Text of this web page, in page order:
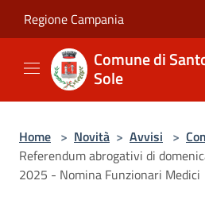
Regione Campania
Comune di
Sole
Home > Novità > Avvisi >
Referendum abrogativi di
2025 - Nomina Funzionari Medici